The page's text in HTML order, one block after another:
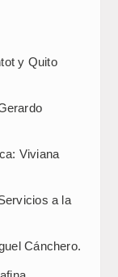
y Quito
Viviana
a la
Cánchero.